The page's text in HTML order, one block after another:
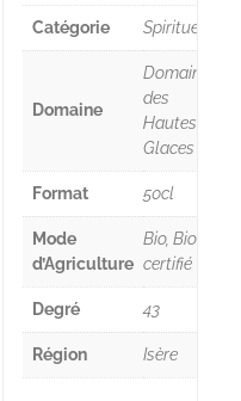
Catégorie Spiritueux
Domaine
Domaine
des
Hautes
Glaces
Format 50cl
Mode
d’Agriculture
Bio, Bio
certifié
Degré 43
Région Isère